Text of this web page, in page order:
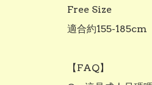
Free Size
適合約155-185cm
【FAQ】